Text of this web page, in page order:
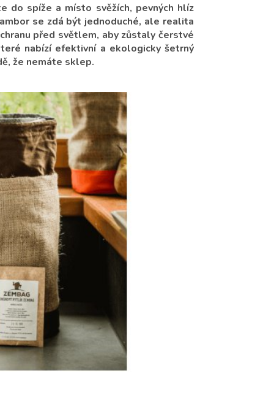
do spíže a místo svěžích, pevných hlíz
se zdá být jednoduché, ale realita
před světlem, aby zůstaly čerstvé
nabízí efektivní a ekologicky šetrný
že nemáte sklep.